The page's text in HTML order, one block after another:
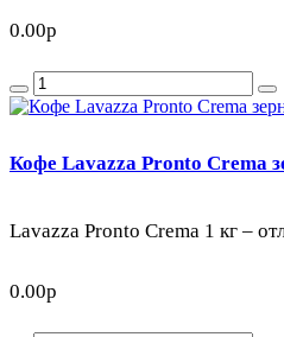
0.00р
Кофе Lavazza Pronto Crema
Lavazza Pronto Crema 1 кг –
0.00р